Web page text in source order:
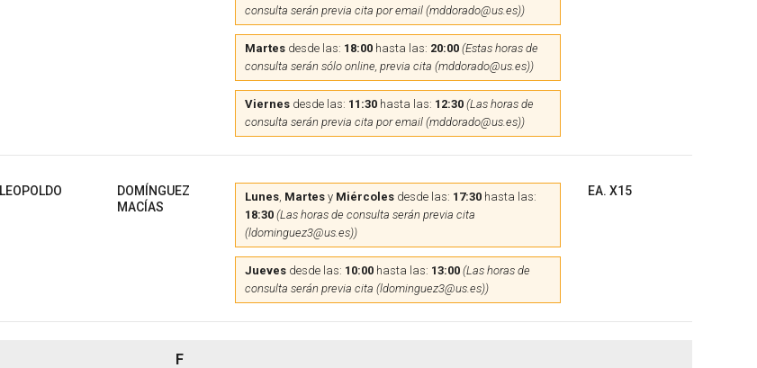
consulta serán previa cita por email (mddorado@us.es))
Martesdesde las: 18:00hasta las: 20:00 (Estas horas de
consulta serán sólo online, previa cita (mddorado@us.es))
Viernesdesde las: 11:30hasta las: 12:30 (Las horas de
consulta serán previa cita por email (mddorado@us.es))
LEOPOLDO
DOMÍNGUEZ
MACÍAS
Lunes, Martesy Miércolesdesde las: 17:30hasta las:
18:30 (Las horas de consulta serán previa cita
(ldominguez3@us.es))
Juevesdesde las: 10:00hasta las: 13:00 (Las horas de
consulta serán previa cita (ldominguez3@us.es))
EA. X15
F